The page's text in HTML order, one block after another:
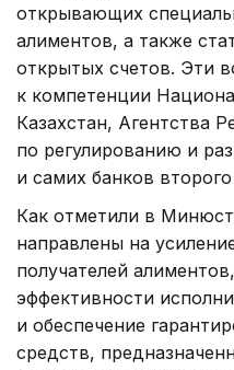
открывающих
алиментов, а также
открытых счетов. Эти
к компетенции
Казахстан, Агентства
по регулированию и
и самих банков
Как отметили в
направлены на
получателей
эффективности
и обеспечение
средств,